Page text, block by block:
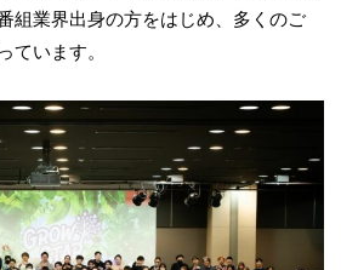
組業界出身の方をはじめ、多くのご
ています。